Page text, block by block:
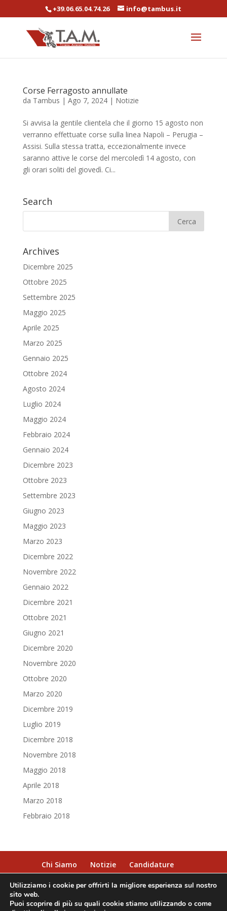
+39.06.65.04.74.26 info@tambus.it
Corse Ferragosto annullate
da Tambus | Ago 7, 2024| Notizie
Si avvisa la gentile clientela che il giorno 15 agosto non
verranno effettuate corse sulla linea Napoli – Perugia –
Assisi. Sulla stessa tratta, eccezionalmente invece
saranno attive le corse del mercoledì 14 agosto, con
gli orari soliti del giovedì. Ci...
Search
Archives
Dicembre 2025
Ottobre 2025
Settembre 2025
Maggio 2025
Aprile 2025
Marzo 2025
Gennaio 2025
Ottobre 2024
Agosto 2024
Luglio 2024
Maggio 2024
Febbraio 2024
Gennaio 2024
Dicembre 2023
Ottobre 2023
Settembre 2023
Giugno 2023
Maggio 2023
Marzo 2023
Dicembre 2022
Novembre 2022
Gennaio 2022
Dicembre 2021
Ottobre 2021
Giugno 2021
Dicembre 2020
Novembre 2020
Ottobre 2020
Marzo 2020
Dicembre 2019
Luglio 2019
Dicembre 2018
Novembre 2018
Maggio 2018
Aprile 2018
Marzo 2018
Febbraio 2018
Chi Siamo Notizie
Candidature
Condizioni di Viaggio
Contatti
Utilizziamo i cookie per offrirti la migliore esperienza sul nostro
sito web.
Puoi scoprire di più su quali cookie stiamo utilizzando o come